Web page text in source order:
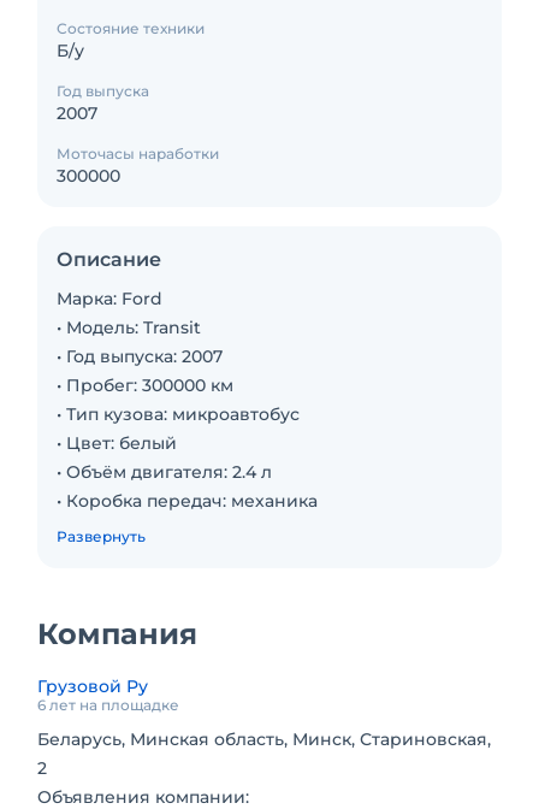
Состояние техники
Б/у
Год выпуска
2007
Моточасы наработки
300000
Описание
Марка: Ford
• Модель: Transit
• Год выпуска: 2007
• Пробег: 300000 км
• Тип кузова: микроавтобус
• Цвет: белый
• Объём двигателя: 2.4 л
• Коробка передач: механика
• Тип двигателя: дизель
• Владельцев по ПТС: 1
• Мощность двигателя: 114 л. С
В связи с обновлением авто парка продаются
автомобили Марки Форд Транзит и Ивеко
Развернуть
Компания
Грузовой Ру
6 лет на площадке
Беларусь, Минская область, Минск, Стариновская,
2
Объявления компании: